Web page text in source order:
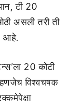
टी 20
असली तरी ती
आहे.
20 कोटी
विश्वचषक